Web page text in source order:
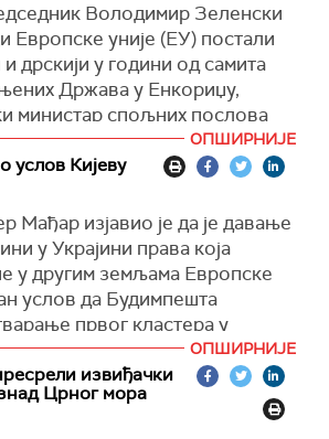
Володимир Зеленски
Европске уније (ЕУ) постали
и дрскији у години од самита
Држава у Енкориџу,
министар спољних послова
интервјуу за Шангајску
никаквог напретка, чак ни у
и Европљана, никаквог
они постају све агресивнији
ми ћемо то узети у
је министар.
да Русија остаје отворена за
ОПШИРНИЈЕ
услов Кијеву
Мађар изјавио је да је давање
у Украјини права која
у другим земљама Европске
услов да Будимпешта
првог кластера у
преговорима ЕУ са Кијевом.
током посете Пољској на
за новинаре са
ОПШИРНИЈЕ
извиђачки
Црног мора